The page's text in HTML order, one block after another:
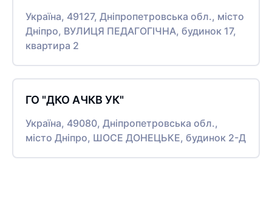
Україна, 49127, Дніпропетровська обл., місто
Дніпро, ВУЛИЦЯ ПЕДАГОГІЧНА, будинок 17,
квартира 2
ГО "ДКО АЧКВ УК"
Україна, 49080, Дніпропетровська обл.,
місто Дніпро, ШОСЕ ДОНЕЦЬКЕ, будинок 2-Д